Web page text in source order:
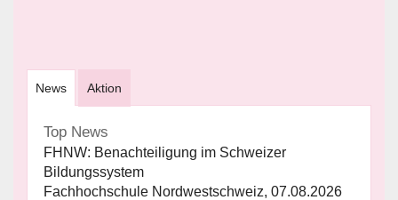
News Aktion
Top News
FHNW: Benachteiligung im Schweizer
Bildungssystem
Fachhochschule Nordwestschweiz, 07.08.2026